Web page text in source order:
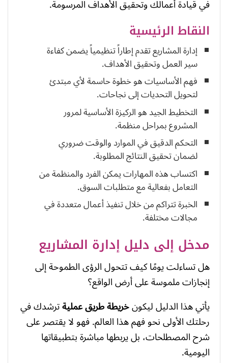
في قيادة أعمالك وتحقيق الأهداف المرسومة.
النقاط الرئيسية
إدارة المشاريع تقدم إطاراً تنظيمياً يضمن كفاءة
سير العمل وتحقيق الأهداف.
فهم الأساسيات هو خطوة حاسمة لأي مبتدئ
لتحويل التحديات إلى نجاحات.
التخطيط الجيد هو الركيزة الأساسية لمرور
المشروع بمراحل منظمة.
التحكم الدقيق في الموارد والوقت ضروري
لضمان تحقيق النتائج المطلوبة.
اكتساب هذه المهارات يمكن الفرد والمنظمة من
التعامل بفعالية مع متطلبات السوق.
الخبرة تتراكم من خلال تنفيذ أعمال متعددة في
مجالات مختلفة.
مدخل إلى دليل إدارة المشاريع
هل تساءلت يومًا كيف تتحول الرؤى الطموحة إلى
إنجازات ملموسة على أرض الواقع؟
يأتي هذا الدليل ليكونخريطة طريق عمليةترشدك في
رحلتك الأولى نحو فهم هذا العالم. فهو لا يقتصر على
شرح المصطلحات، بل يربطها مباشرة بتطبيقاتها
اليومية.